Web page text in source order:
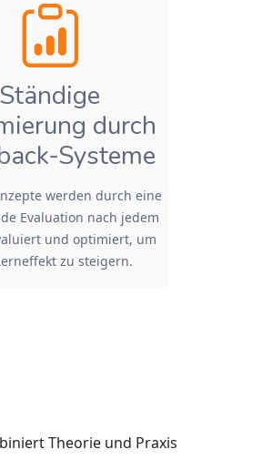
Ständige
durch
Systeme
werden durch eine
Evaluation nach jedem
und optimiert, um
zu steigern.
Theorie und Praxis